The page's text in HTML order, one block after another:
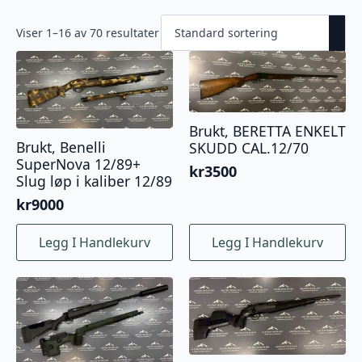
Viser 1–16 av 70 resultater
Brukt, Benelli
SuperNova 12/89+
Slug løp i kaliber 12/89
kr9000
Legg I Handlekurv
Brukt, BERETTA ENKELT
SKUDD CAL.12/70
kr3500
Legg I Handlekurv